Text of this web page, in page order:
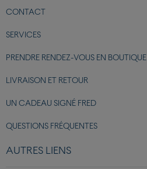
CONTACT
SERVICES
PRENDRE RENDEZ-VOUS EN BOUTIQUE
LIVRAISON ET RETOUR
UN CADEAU SIGNÉ FRED
QUESTIONS FRÉQUENTES
AUTRES LIENS